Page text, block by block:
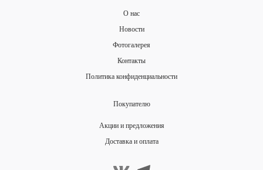
О нас
Новости
Фотогалерея
Контакты
Политика конфиденциальности
Покупателю
Акции и предложения
Доставка и оплата